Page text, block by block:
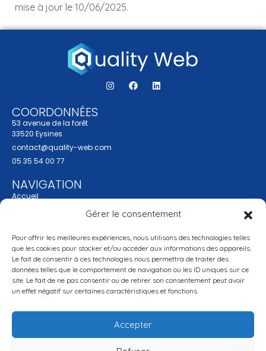
Gérer le consentement
Pour offrir les meilleures expériences, nous utilisons des technologies telles
que les cookies pour stocker et/ou accéder aux informations des appareils.
Le fait de consentir à ces technologies nous permettra de traiter des
données telles que le comportement de navigation ou les ID uniques sur ce
site. Le fait de ne pas consentir ou de retirer son consentement peut avoir
un effet négatif sur certaines caractéristiques et fonctions.
Accepter
mise à jour le 10/06/2025.
COORDONNÉES
53 avenue de la forêt
33520 Eysines
contact@quality-web.com
05 35 54 00 77
NAVIGATION
Accueil
Services
Contact
SERVICES
Création de site internet
Réseaux sociaux